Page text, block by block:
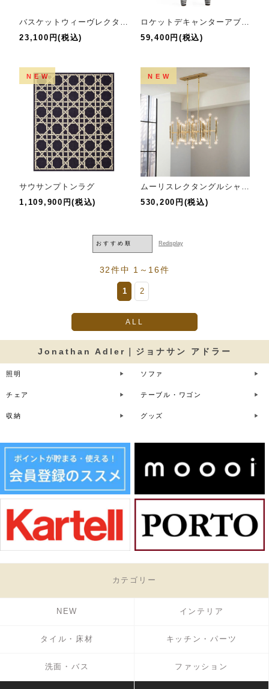
バスケットウィーヴレクタングルトレイ
23,100円(税込)
ロケットデキャンターアブサン
59,400円(税込)
NEW
サウサンプトンラグ
1,109,900円(税込)
NEW
530,200円(税込)
32件中 1～16件
1 2
ALL
Jonathan Adler｜ジョナサン アドラー
照明 ソファ
チェア テーブル・ワゴン
収納 グッズ
カテゴリー
NEW インテリア
タイル・床材 キッチン・パーツ
洗面・バス ファッション